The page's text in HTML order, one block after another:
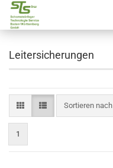
Leitersicherungen
Sortieren nach
1